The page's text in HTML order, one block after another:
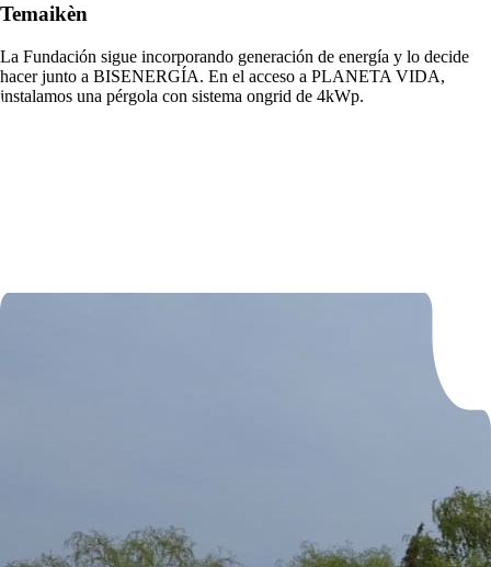
Temaikèn
La Fundación sigue incorporando generación de energía y lo decide
hacer junto a BISENERGÍA. En el acceso a PLANETA VIDA,
instalamos una pérgola con sistema ongrid de 4kWp.